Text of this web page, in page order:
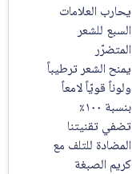
يحارب العلامات
السبع للشعر
المتضرّر
يمنح الشعر ترطيباً
ولوناً قويّاً لامعاً
بنسبة ١٠٠٪؜
تضفي تقنيتنا
المضادة للتلف مع
كريم الصبغة